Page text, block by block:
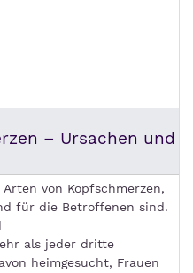
– Ursachen und
von Kopfschmerzen,
für die Betroffenen sind.
als jeder dritte
heimgesucht, Frauen